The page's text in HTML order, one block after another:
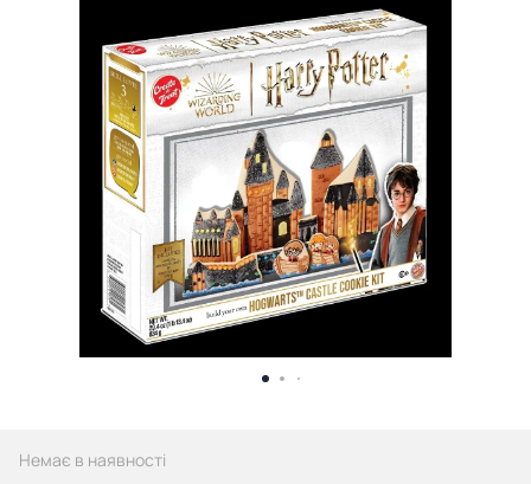
Немає в наявності